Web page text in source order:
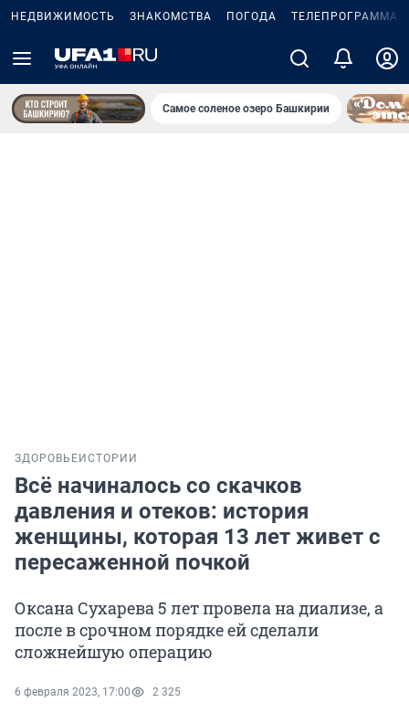
НЕДВИЖИМОСТЬ ЗНАКОМСТВА ПОГОДА ТЕЛЕПРОГРАММА
Самое соленое озеро Башкирии
ЗДОРОВЬЕ ИСТОРИИ
Всё начиналось со скачков
давления и отеков: история
женщины, которая 13 лет живет с
пересаженной почкой
Оксана Сухарева 5 лет провела на диализе, а
после в срочном порядке ей сделали
сложнейшую операцию
6 февраля 2023, 17:00 2 325